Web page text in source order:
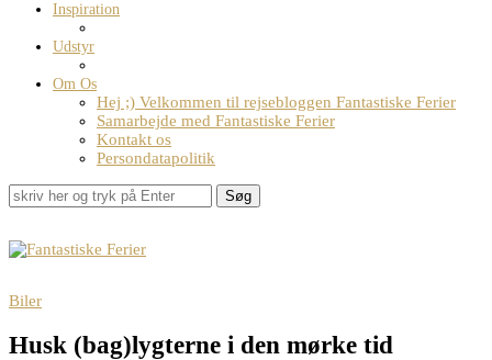
Inspiration
Udstyr
Om Os
Hej ;) Velkommen til rejsebloggen Fantastiske Ferier
Samarbejde med Fantastiske Ferier
Kontakt os
Persondatapolitik
Søg
Biler
Husk (bag)lygterne i den mørke tid